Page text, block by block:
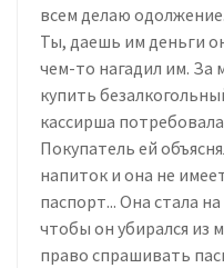
всем делаю
Ты, даешь им деньги
чем-то нагадил им. За
купить
кассирша
Покупатель ей
напиток и она не
паспорт... Она стала
чтобы он убирался из
право спрашивать